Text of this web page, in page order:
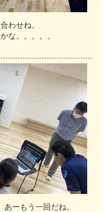
合わせね。
かな。 。 。 。 。
あー も う 一回 だね。